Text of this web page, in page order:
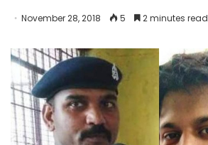
November 28, 2018 5 2 minutes read